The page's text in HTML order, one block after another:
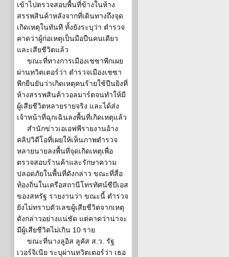
เข้าไปตรวจสอบพื้นที่ข้างในห้าง
สรรพสินค้าหลังจากที่เดินทางถึงจุด
เกิดเหตุในทันที ทั้งยังระบุว่า ตำรวจ
คาดว่าผู้ก่อเหตุเป็นมือปืนคนเดียว
และเสียชีวิตแล้ว
ขณะที่ทางการเมืองเชซาพีกเผย
ผ่านทวิตเตอร์ว่า ตำรวจเมืองเชซา
พีกยืนยันว่าเกิดเหตุคนร้ายใช้ปืนยิงที่
ห้างสรรพสินค้าวอลมาร์ตจนทำให้มี
ผู้เสียชีวิตหลายรายจริง และได้ส่ง
เจ้าหน้าที่ฉุกเฉินลงพื้นที่เกิดเหตุแล้ว
สำนักข่าวเอเอฟพีรายงานอ้าง
คลิปวิดีโอที่เผยให้เห็นภาพตำรวจ
หลายนายลงพื้นที่จุดเกิดเหตุเพื่อ
ตรวจสอบร้านค้าและรักษาความ
ปลอดภัยในพื้นที่ดังกล่าว ขณะที่สื่อ
ท้องถิ่นในเครือสถานีโทรทัศน์ซีบีเอส
ของสหรัฐ รายงานว่า ขณะนี้ ตำรวจ
ยังไม่ทราบตัวเลขผู้เสียชีวิตจากเหตุ
ดังกล่าวอย่างแน่ชัด แต่คาดว่าน่าจะ
มีผู้เสียชีวิตไม่เกิน 10 ราย
ขณะที่นางลูอิส ลูคัส ส.ว. รัฐ
เวอร์จิเนีย ระบุผ่านทวิตเตอร์ว่า เธอ